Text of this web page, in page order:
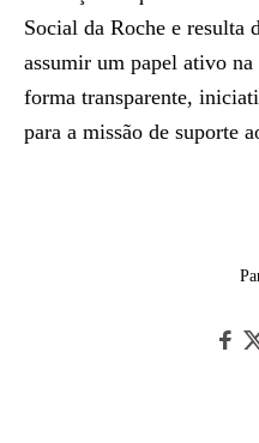
Social da Roche e resulta
assumir um papel ativo
forma transparente,
para a missão de suporte